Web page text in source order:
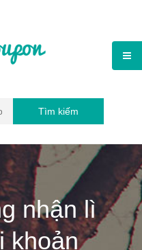
Tìm kiếm
nhận lì
khoản